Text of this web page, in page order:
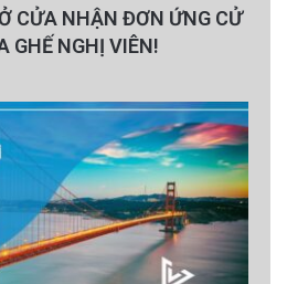
CỬA NHẬN ĐƠN ỨNG CỬ
GHẾ NGHỊ VIÊN!